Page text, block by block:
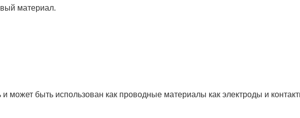
материал.
может быть использован как проводные материалы как электроды и